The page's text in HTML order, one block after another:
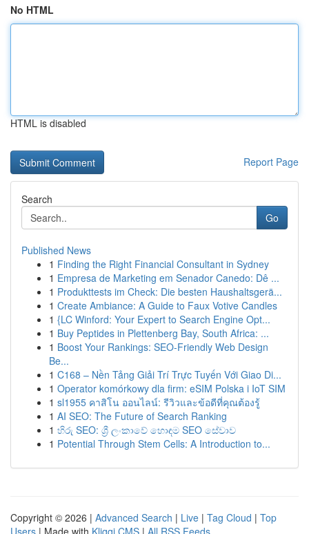
No HTML
HTML is disabled
Report Page
Search
Go
Published News
1 Finding the Right Financial Consultant in Sydney
1 Empresa de Marketing em Senador Canedo: Dê ...
1 Produkttests im Check: Die besten Haushaltsgerä...
1 Create Ambiance: A Guide to Faux Votive Candles
1 {LC Winford: Your Expert to Search Engine Opt...
1 Buy Peptides in Plettenberg Bay, South Africa: ...
1 Boost Your Rankings: SEO-Friendly Web Design
Be...
1 C168 – Nền Tảng Giải Trí Trực Tuyến Với Giao Di...
1 Operator komórkowy dla firm: eSIM Polska i IoT SIM
1 sl1955 คาสิโน ออนไลน์: รีวิวและข้อดีที่คุณต้องรู้
1 AI SEO: The Future of Search Ranking
1 හිරු SEO: ශ්‍රී ලංකාවේ හොඳම SEO සේවාව
1 Potential Through Stem Cells: A Introduction to...
Copyright © 2026 | Advanced Search | Live | Tag Cloud | Top
Users | Made with Kliqqi CMS | All RSS Feeds